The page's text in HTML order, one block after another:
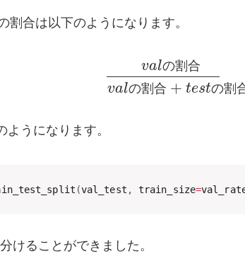
割合は以下のようになります。
valの割合
valの割 合 + testの割
うになります。
(val_test , train_size=
けることができました。